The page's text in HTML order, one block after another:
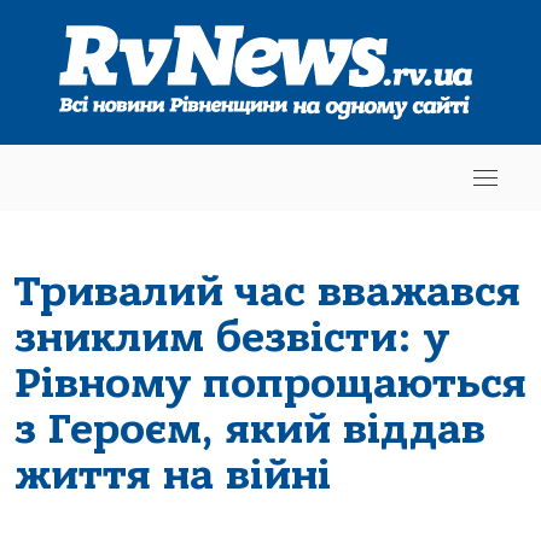
Тривалий час вважався
зниклим безвісти: у
Рівному попрощаються
з Героєм, який віддав
життя на війні